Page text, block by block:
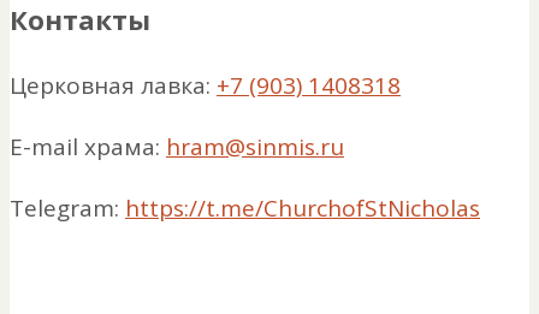
Контакты
Церковная лавка: +7 (903) 1408318
E-mail храма: hram@sinmis.ru
Telegram: https://t.me/ChurchofStNicholas